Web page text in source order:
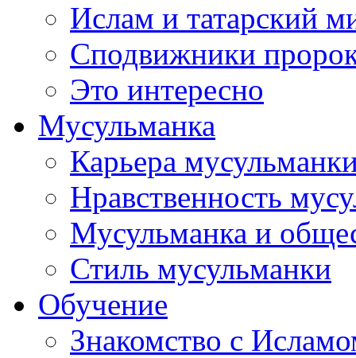
Ислам и татарский
Сподвижники
Это интересно
Мусульманка
Карьера
Нравственность
Мусульманка и
Стиль мусульманки
Обучение
Знакомство с